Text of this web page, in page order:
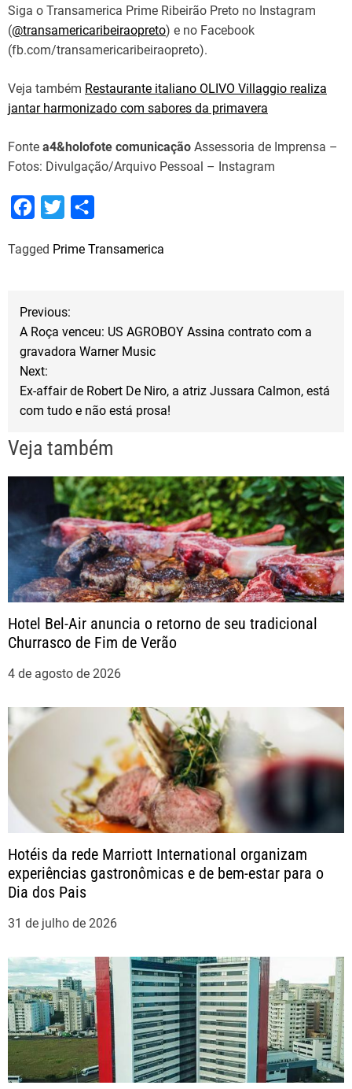
Siga o Transamerica Prime Ribeirão Preto no Instagram
(@transamericaribeiraopreto) e no Facebook
(fb.com/transamericaribeiraopreto).
Veja também Restaurante italiano OLIVO Villaggio realiza
jantar harmonizado com sabores da primavera
Fonte a4&holofote comunicação Assessoria de Imprensa –
Fotos: Divulgação/Arquivo Pessoal – Instagram
c
o
o
k
i
r
a
Tagged Prime Transamerica
N
g
ç
o
d
e
P
o
s
t
Previous:
A Roça venceu: US AGROBOY Assina contrato com a
gravadora Warner Music
Next:
Ex-affair de Robert De Niro, a atriz Jussara Calmon, está
com tudo e não está prosa!
Veja também
Hotel Bel-Air anuncia o retorno de seu tradicional
Churrasco de Fim de Verão
4 de agosto de 2026
Hotéis da rede Marriott International organizam
experiências gastronômicas e de bem-estar para o
Dia dos Pais
31 de julho de 2026